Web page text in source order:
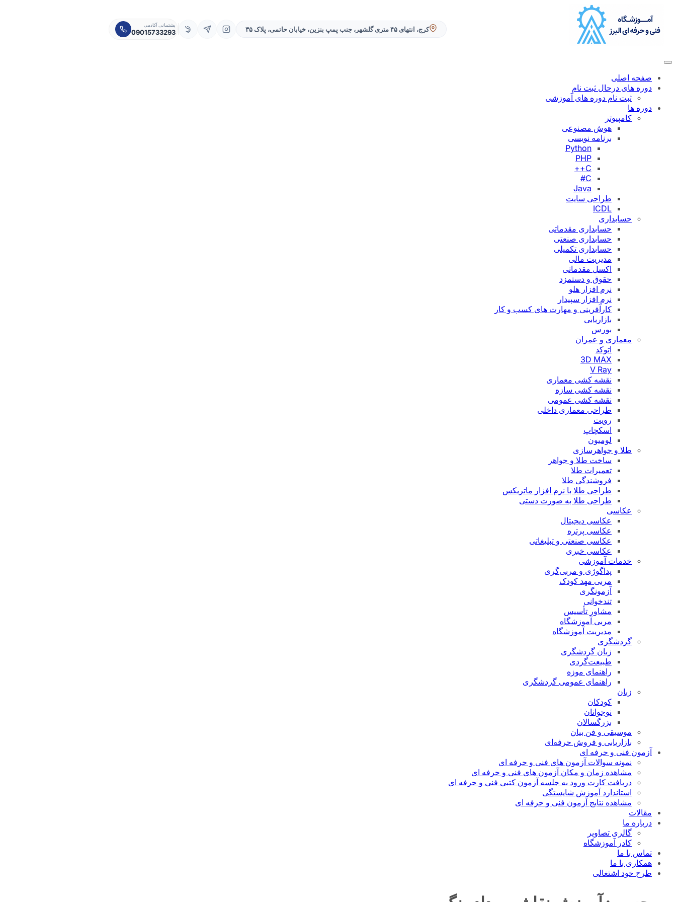
محتوا
کرج، انتهای ۴۵ متری گلشهر، جنب پمپ بنزین، خیابان حاتمی، پلاک ۳۵
پشتیبانی آکادمی
09015733293
صفحه اصلی
دوره های درحال ثبت نام
ثبت نام دوره های آموزشی
دوره ها
کامپیوتر
هوش مصنوعی
برنامه نویسی
Python
PHP
C++
C#
Java
طراحی سایت
ICDL
حسابداری
حسابداری مقدماتی
حسابداری صنعتی
حسابداری تکمیلی
مدیریت مالی
اکسل مقدماتی
حقوق و دستمزد
نرم افزار هلو
نرم افزار سپیدار
کارآفرینی و مهارت های کسب و کار
بازاریابی
بورس
معماری و عمران
اتوکد
3D MAX
V Ray
نقشه کشی معماری
نقشه کشی سازه
نقشه کشی عمومی
طراحی معماری داخلی
رویت
اسکچاپ
لومیون
طلا و جواهرسازی
ساخت طلا و جواهر
تعمیرات طلا
فروشندگی طلا
طراحی طلا با نرم افزار ماتریکس
طراحی طلا به صورت دستی
عکاسی
عکاسی دیجیتال
عکاسی پرتره
عکاسی صنعتی و تبلیغاتی
عکاسی خبری
خدمات آموزشی
پداگوژی و مربی‌گری
مربی مهد کودک
آزمونگری
تندخوانی
مشاور تأسیس
مربی آموزشگاه
مدیریت آموزشگاه
گردشگری
زبان گردشگری
طبیعت‌گردی
راهنمای موزه
راهنمای عمومی گردشگری
زبان
کودکان
نوجوانان
بزرگسالان
موسیقی و فن بیان
بازاریابی و فروش حرفه‌ای
آزمون فنی و حرفه ای
نمونه سوالات آزمون های فنی و حرفه ای
مشاهده زمان و مکان آزمون های فنی و حرفه ای
دریافت کارت ورود به جلسه آزمون کتبی فنی و حرفه ای
استاندارد آموزش شایستگی
مشاهده نتایج آزمون فنی و حرفه ای
مقالات
درباره ما
گالری تصاویر
کادر آموزشگاه
تماس با ما
همکاری با ما
طرح خود اشتغالی